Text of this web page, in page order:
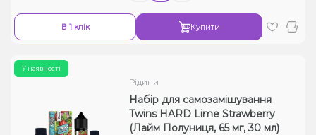
В 1 клік Купити
У наявності
Рідини
Набір для самозамішування
Twins HARD Lime Strawberry
(Лайм Полуниця, 65 мг, 30 мл)